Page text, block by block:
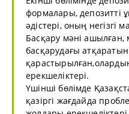
формалары, депозитті
әдістері, оның
Басқару мәні ашылған,
басқарудағы
ерекшеліктері.
Үшінші бөлімде
қазіргі жағдайда